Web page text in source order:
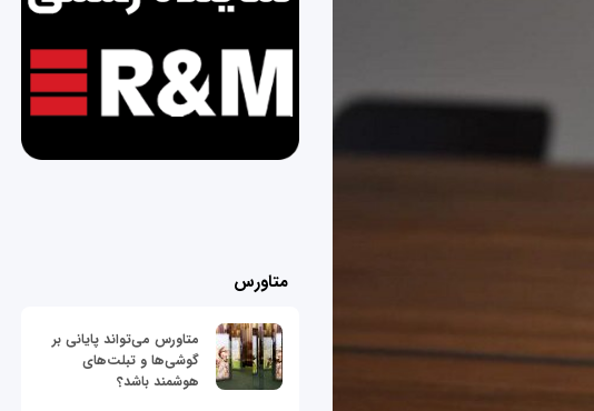
متاورس
متاورس می‌تواند پایانی بر
گوشی‌ها و تبلت‌های
هوشمند باشد؟